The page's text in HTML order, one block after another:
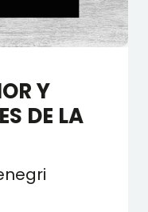
Y
DE LA